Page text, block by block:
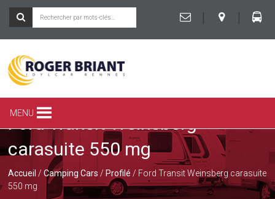
|
|
ROGER
BRIANT
SPÉCIALISTE
CAR
ET
DE
LA
CARAVANE
MENU
Ford Transit Weinsberg
carasuite 550 mg
Accueil /Camping Cars / Profilé / Ford Transit Weinsberg carasuite
550 mg